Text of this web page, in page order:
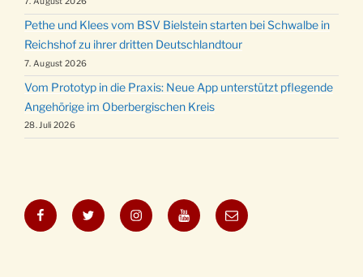
Pethe und Klees vom BSV Bielstein starten bei Schwalbe in
Reichshof zu ihrer dritten Deutschlandtour
7. August 2026
Vom Prototyp in die Praxis: Neue App unterstützt pflegende
Angehörige im Oberbergischen Kreis
28. Juli 2026
FacebookTwitter InstagramYouTubeE-
Mail